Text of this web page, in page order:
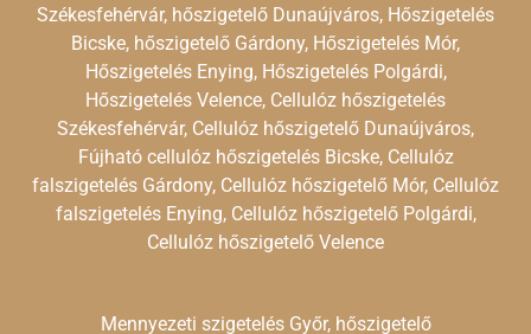
Székesfehérvár, hőszigetelő Dunaújváros, Hőszigetelés
Bicske, hőszigetelő Gárdony, Hőszigetelés Mór,
Hőszigetelés Enying, Hőszigetelés Polgárdi,
Hőszigetelés Velence, Cellulóz hőszigetelés
Székesfehérvár, Cellulóz hőszigetelő Dunaújváros,
Fújható cellulóz hőszigetelés Bicske, Cellulóz
falszigetelés Gárdony, Cellulóz hőszigetelő Mór, Cellulóz
falszigetelés Enying, Cellulóz hőszigetelő Polgárdi,
Cellulóz hőszigetelő Velence
Mennyezeti szigetelés Győr, hőszigetelő